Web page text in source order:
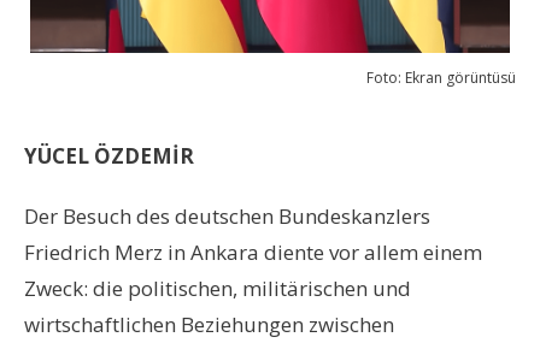
Foto: Ekran görüntüsü
YÜCEL ÖZDEMİR
Der Besuch des deutschen Bundeskanzlers
Friedrich Merz in Ankara diente vor allem einem
Zweck: die politischen, militärischen und
wirtschaftlichen Beziehungen zwischen